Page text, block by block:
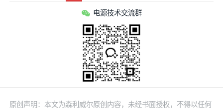
电源技术交流群
原创声明：本文为森利威尔原创内容，未经书面授权，不得以任何